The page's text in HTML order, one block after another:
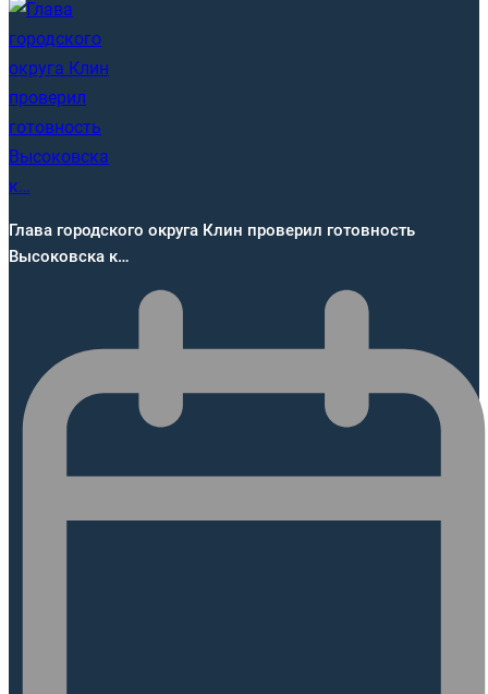
Глава городского округа Клин проверил готовность
Высоковска к…